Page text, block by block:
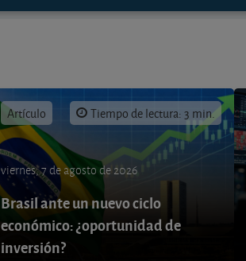
Artículo Tiempo de lectura: 3 min.
viernes, 7 de agosto de 2026
Brasil ante un nuevo ciclo
económico: ¿oportunidad de
inversión?